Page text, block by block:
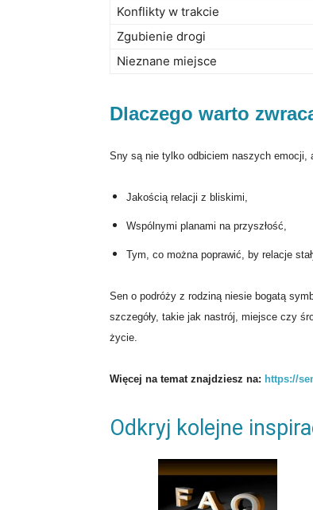
Konflikty w trakcie
Zgubienie drogi
Nieznane miejsce
Dlaczego warto
Sny są nie tylko odbiciem naszych emocji,
Jakością relacji z bliskimi,
Wspólnymi planami na przyszłość,
Tym, co można poprawić, by relacje
Sen o podróży z rodziną niesie bogatą
szczegóły, takie jak nastrój, miejsce czy
życie.
Więcej na temat znajdziesz na: https://
Odkryj kolejne